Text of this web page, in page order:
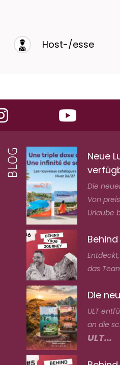
Host-/esse
Neue
Die
Von
Urlaube
das
Die
ULT
an die
ULT...